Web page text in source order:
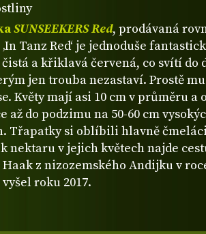
SUNSEEKERS Red, prodávaná
Tanz Red‘ je jednoduše
a křiklavá červená, co svítí do
jen trouba nezastaví. Prostě
Květy mají asi 10 cm v průměru a
až do podzimu na 50-60 cm
Třapatky si oblíbili hlavně
nektaru v jejich květech najde
z nizozemského Andijku v
vyšel roku 2017.